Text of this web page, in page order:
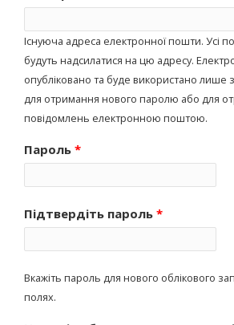
Існуюча адреса електронної пошти. Усі
будуть надсилатися на цю адресу.
опубліковано та буде використано
для отримання нового паролю або для
повідомлень електронною поштою.
Пароль *
Підтвердіть пароль *
Вкажіть пароль для нового облікового
полях.